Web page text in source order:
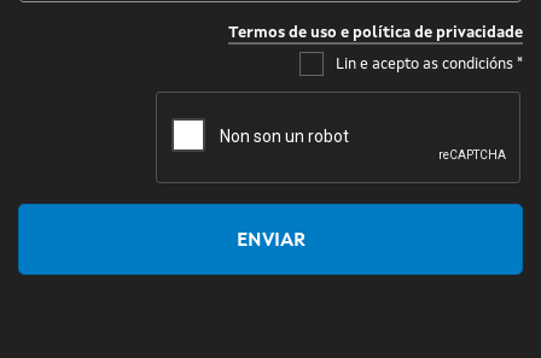
Termos de uso e política de privacidade
Lin e acepto as condicións *
ENVIAR